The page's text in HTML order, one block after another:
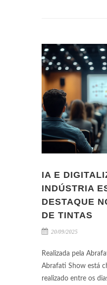
IA E
INDÚSTRIA
DESTAQUE
DE TINTAS
20/09/2025
Realizada pela
Abrafati Show está
realizado entre os